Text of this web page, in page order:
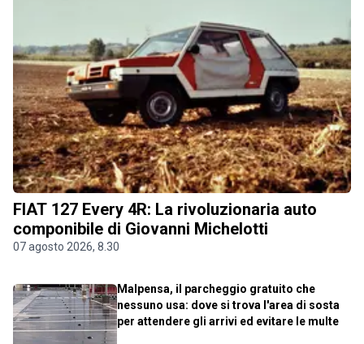
FIAT 127 Every 4R: La rivoluzionaria auto
componibile di Giovanni Michelotti
07 agosto 2026, 8.30
Malpensa, il parcheggio gratuito che
nessuno usa: dove si trova l'area di sosta
per attendere gli arrivi ed evitare le multe